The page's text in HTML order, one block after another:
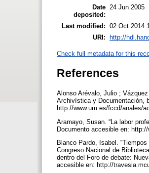
Date
deposited:
24 Jun 2005
Last modified: 02 Oct 2014
URI:
http://
Check full metadata for this
References
Alonso Arévalo, Julio ;
Archivística y Documentación,
http://www.um.es/fccd/anales/
Aramayo, Susan. “La labor
Documento accesible en:
Blanco Pardo, Isabel.
Congreso Nacional de
dentro del Foro de debate:
accesible en: http://